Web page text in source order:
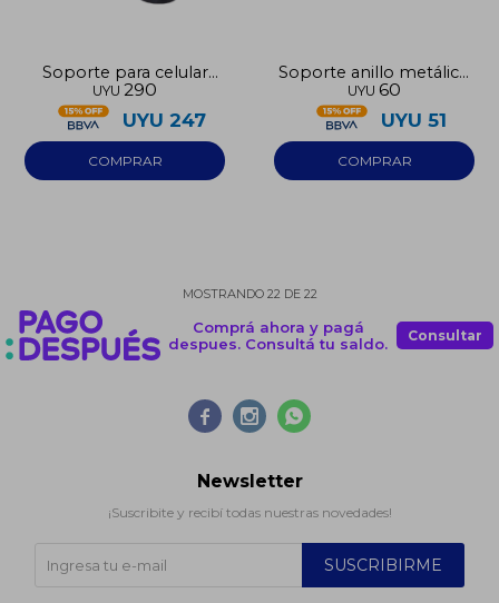
Soporte para celular
negro
UYU 290
UYU 247
Soporte anillo metálico
para celular
UYU 60
UYU 51
MOSTRANDO 22 DE 22
Comprá ahora y pagá
despues. Consultá tu saldo.
Consultar
  
Newsletter
¡Suscribite y recibí todas nuestras novedades!
SUSCRIBIRME